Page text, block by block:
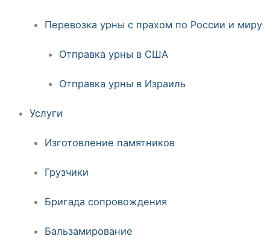
Перевозка урны с прахом по России и миру
Отправка урны в США
Отправка урны в Израиль
Услуги
Изготовление памятников
Грузчики
Бригада сопровождения
Бальзамирование